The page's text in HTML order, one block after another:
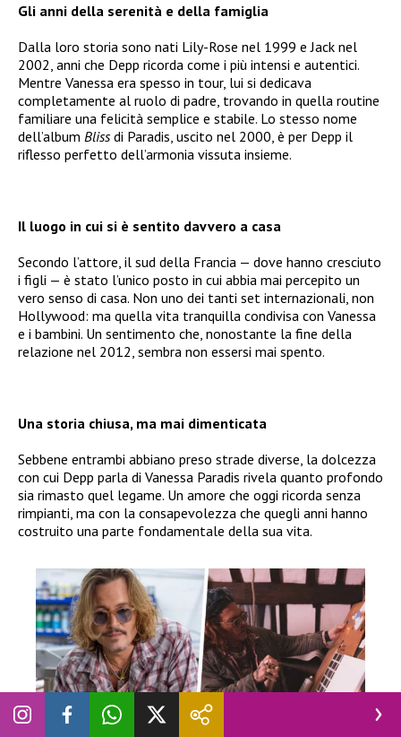
Gli anni della serenità e della famiglia
Dalla loro storia sono nati Lily-Rose nel 1999 e Jack nel
2002, anni che Depp ricorda come i più intensi e autentici.
Mentre Vanessa era spesso in tour, lui si dedicava
completamente al ruolo di padre, trovando in quella routine
familiare una felicità semplice e stabile. Lo stesso nome
dell’album Blissdi Paradis, uscito nel 2000, è per Depp il
riflesso perfetto dell’armonia vissuta insieme.
Il luogo in cui si è sentito davvero a casa
Secondo l’attore, il sud della Francia — dove hanno cresciuto
i figli — è stato l’unico posto in cui abbia mai percepito un
vero senso di casa. Non uno dei tanti set internazionali, non
Hollywood: ma quella vita tranquilla condivisa con Vanessa
e i bambini. Un sentimento che, nonostante la fine della
relazione nel 2012, sembra non essersi mai spento.
Una storia chiusa, ma mai dimenticata
Sebbene entrambi abbiano preso strade diverse, la dolcezza
con cui Depp parla di Vanessa Paradis rivela quanto profondo
sia rimasto quel legame. Un amore che oggi ricorda senza
rimpianti, ma con la consapevolezza che quegli anni hanno
costruito una parte fondamentale della sua vita.